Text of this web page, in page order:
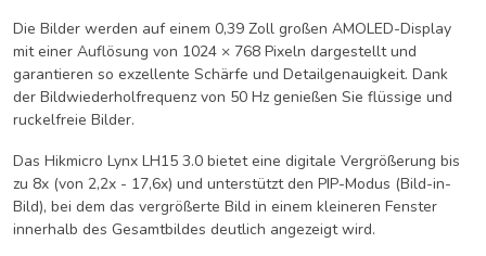
Die Bilder werden auf einem 0,39 Zoll großen AMOLED-Display
mit einer Auflösung von 1024 × 768 Pixeln dargestellt und
garantieren so exzellente Schärfe und Detailgenauigkeit. Dank
der Bildwiederholfrequenz von 50 Hz genießen Sie flüssige und
ruckelfreie Bilder.
Das Hikmicro Lynx LH15 3.0 bietet eine digitale Vergrößerung bis
zu 8x (von 2,2x - 17,6x) und unterstützt den PIP-Modus (Bild-in-
Bild), bei dem das vergrößerte Bild in einem kleineren Fenster
innerhalb des Gesamtbildes deutlich angezeigt wird.